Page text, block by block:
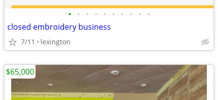
• • • • • • • • • •
closed embroidery business
7/11 lexington
$65,000